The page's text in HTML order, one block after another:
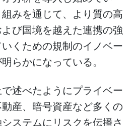
みを通じて、より質の高
び国境を越えた連携の強
くための規制のイノベー
らかになっている。
述べたようにプライベー
産、暗号資産など多くの